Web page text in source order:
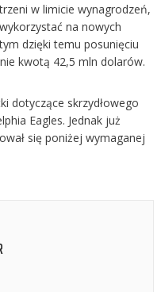
w limicie wynagrodzeń,
na nowych
dzięki temu posunięciu
kwotą 42,5 mln dolarów.
dotyczące skrzydłowego
Eagles. Jednak już
się poniżej wymaganej